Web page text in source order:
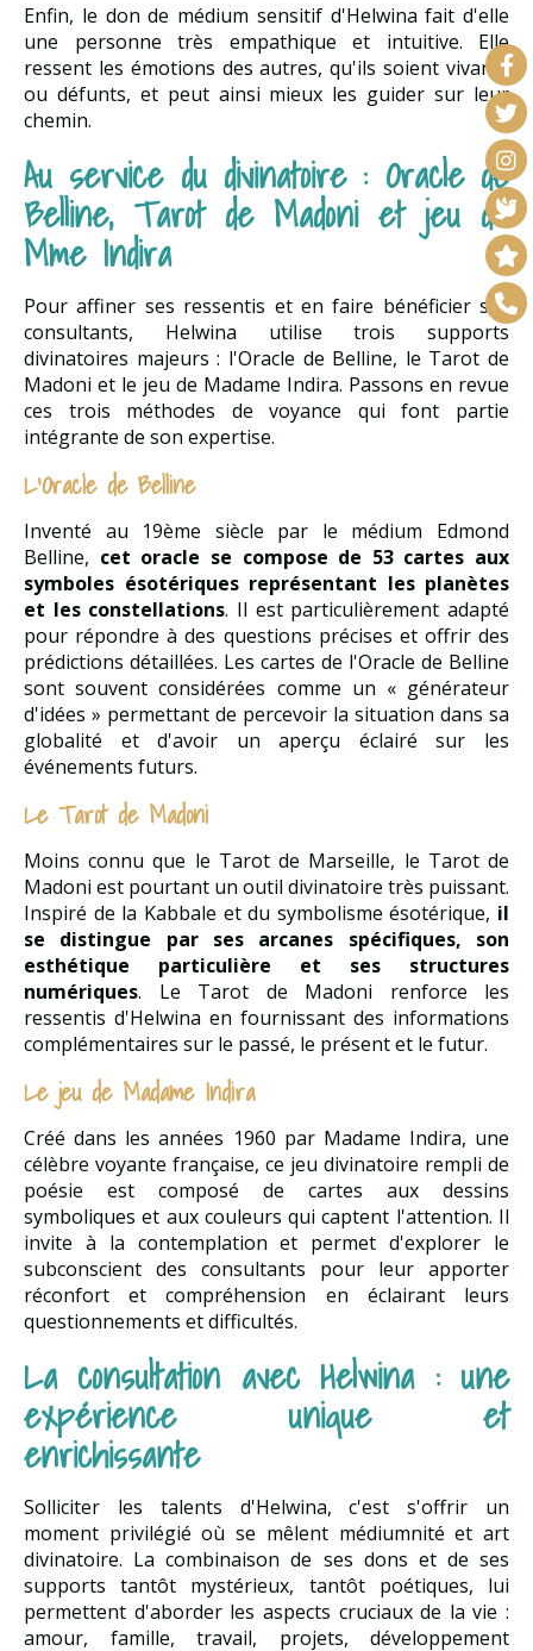
Enfin, le don de médium sensitif d'Helwina fait d'elle
une personne très empathique et intuitive. Elle
ressent les émotions des autres, qu'ils soient vivants
ou défunts, et peut ainsi mieux les guider sur leur
chemin.
Au service du divinatoire : Oracle de
Belline, Tarot de Madoni et jeu de
Mme Indira
Pour affiner ses ressentis et en faire bénéficier ses
consultants, Helwina utilise trois supports
divinatoires majeurs : l'Oracle de Belline, le Tarot de
Madoni et le jeu de Madame Indira. Passons en revue
ces trois méthodes de voyance qui font partie
intégrante de son expertise.
L'Oracle de Belline
Inventé au 19ème siècle par le médium Edmond
Belline, cet oracle se compose de 53 cartes aux
symboles ésotériques représentant les planètes
et les constellations. Il est particulièrement adapté
pour répondre à des questions précises et offrir des
prédictions détaillées. Les cartes de l'Oracle de Belline
sont souvent considérées comme un « générateur
d'idées » permettant de percevoir la situation dans sa
globalité et d'avoir un aperçu éclairé sur les
événements futurs.
Le Tarot de Madoni
Moins connu que le Tarot de Marseille, le Tarot de
Madoni est pourtant un outil divinatoire très puissant.
Inspiré de la Kabbale et du symbolisme ésotérique, il
se distingue par ses arcanes spécifiques, son
esthétique particulière et ses structures
numériques. Le Tarot de Madoni renforce les
ressentis d'Helwina en fournissant des informations
complémentaires sur le passé, le présent et le futur.
Le jeu de Madame Indira
Créé dans les années 1960 par Madame Indira, une
célèbre voyante française, ce jeu divinatoire rempli de
poésie est composé de cartes aux dessins
symboliques et aux couleurs qui captent l'attention. Il
invite à la contemplation et permet d'explorer le
subconscient des consultants pour leur apporter
réconfort et compréhension en éclairant leurs
questionnements et difficultés.
La consultation avec Helwina : une
expérience unique et
enrichissante
Solliciter les talents d'Helwina, c'est s'offrir un
moment privilégié où se mêlent médiumnité et art
divinatoire. La combinaison de ses dons et de ses
supports tantôt mystérieux, tantôt poétiques, lui
permettent d'aborder les aspects cruciaux de la vie :
amour, famille, travail, projets, développement